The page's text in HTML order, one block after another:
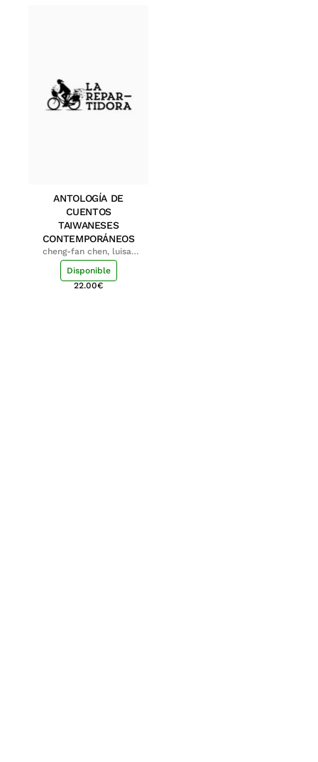
ANTOLOGÍA DE
CUENTOS
TAIWANESES
CONTEMPORÁNEOS
cheng-fan chen, luisa;
shu-ying chang, luisa
Disponible
22.00€